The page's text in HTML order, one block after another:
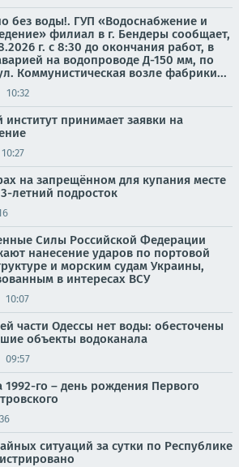
без воды!. ГУП «Водоснабжение и
филиал в г. Бендеры сообщает,
г. с 8:30 до окончания работ, в
на водопроводе Д-150 мм, по
Коммунистическая возле фабрики...
10:32
принимает заявки на
10:27
на запрещённом для купания месте
летний подросток
Силы Российской Федерации
нанесение ударов по портовой
и морским судам Украины,
в интересах ВСУ
10:07
части Одессы нет воды: обесточены
объекты водоканала
09:57
1992-го – день рождения Первого
ситуаций за сутки по Республике